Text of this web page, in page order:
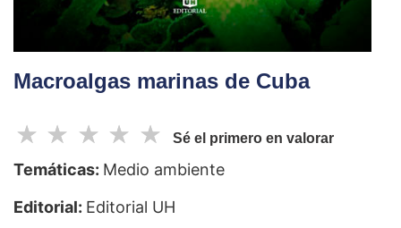
Macroalgas marinas de Cuba
☆
☆
☆
☆
☆ Sé el primero en valorar
Temáticas: Medio ambiente
Editorial: Editorial UH